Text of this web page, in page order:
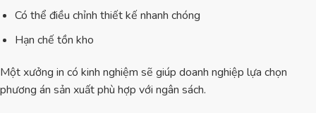
Có thể điều chỉnh thiết kế nhanh chóng
Hạn chế tồn kho
Một xưởng in có kinh nghiệm sẽ giúp doanh nghiệp lựa chọn
phương án sản xuất phù hợp với ngân sách.